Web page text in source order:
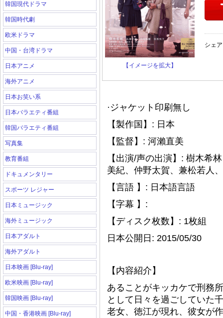
韓国現代ドラマ
韓国時代劇
欧米ドラマ
中国・台湾ドラマ
日本アニメ
海外アニメ
日本お笑い系
日本バラエティ番組
韓国バラエティ番組
写真集
教育番組
ドキュメンタリー
スポーツ レジャー
日本ミュージック
海外ミュージック
日本アダルト
海外アダルト
日本映画 [Blu-ray]
欧米映画 [Blu-ray]
韓国映画 [Blu-ray]
中国・香港映画 [Blu-ray]
【イメージを拡大】
シェ
·ジャケット印刷無し
【製作国】: 日本
【監督】: 河瀨直美
【出演/声の出演】: 樹木希
美紀、仲野太賀、兼松若人
【言語 】: 日本語言語
【字幕 】:
【ディスク枚数】: 1枚組
日本公開日: 2015/05/30
【内容紹介】
あることがキッカケで刑務
として日々を過ごしていた
老女、徳江が現れ、彼女が